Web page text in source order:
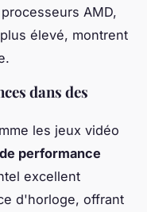
AMD,
élevé, montrent
dans des
les jeux vidéo
performance
excellent
d'horloge, offrant